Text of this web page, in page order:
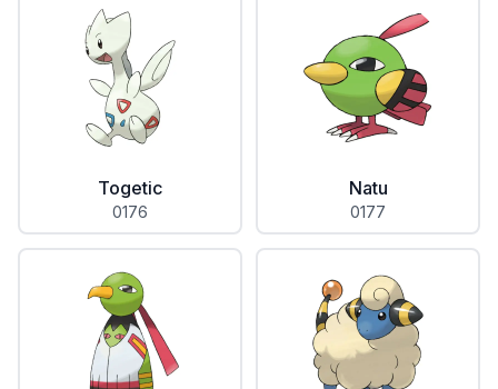
Togetic
0176
Natu
0177